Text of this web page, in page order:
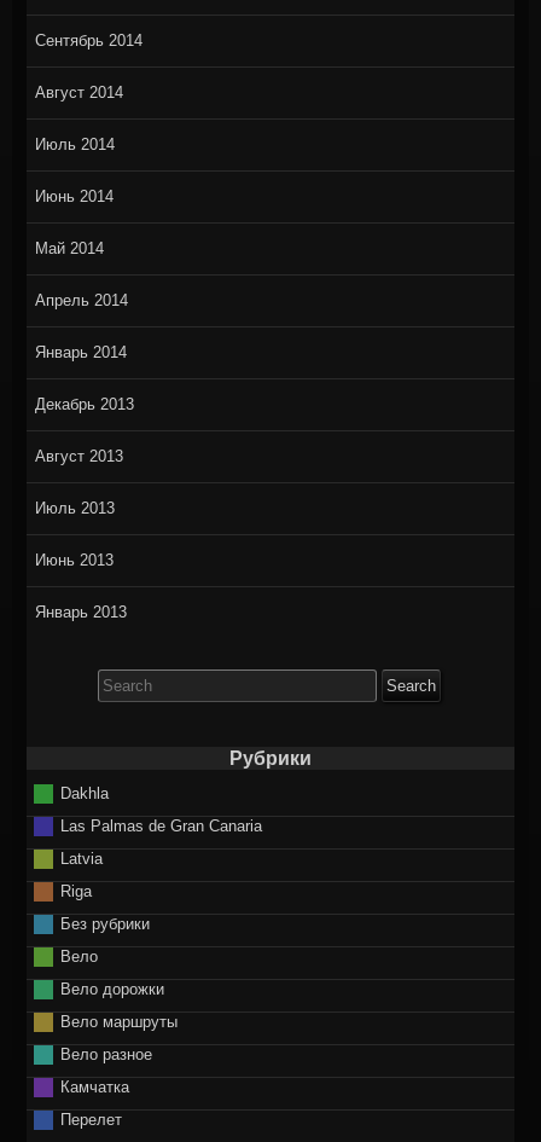
Сентябрь 2014
Август 2014
Июль 2014
Июнь 2014
Май 2014
Апрель 2014
Январь 2014
Декабрь 2013
Август 2013
Июль 2013
Июнь 2013
Январь 2013
for:
Рубрики
Dakhla
Las Palmas de Gran Canaria
Latvia
Riga
Без рубрики
Вело
Вело дорожки
Вело маршруты
Вело разное
Камчатка
Перелет